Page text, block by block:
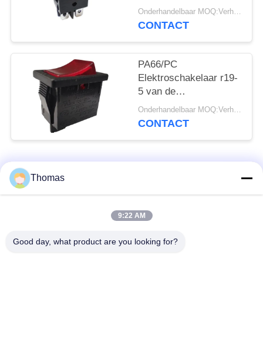
r19-6 12A/21A 125V
AC UL CUL VDE
Onderhandelbaar MOQ:Verhandelbaar
CONTACT
PA66/PC
Elektroschakelaar r19-
5 van de
Gemakkelijk
Onderhandelbaar MOQ:Verhandelbaar
CONTACT
populaire categorieën
automatische het
Thomas
9:22 AM
Good day, what product are you looking for?